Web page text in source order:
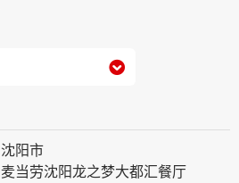

沈阳市
麦当劳沈阳龙之梦大都汇餐厅